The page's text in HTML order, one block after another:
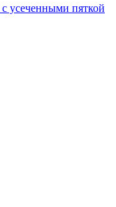
усеченными пяткой